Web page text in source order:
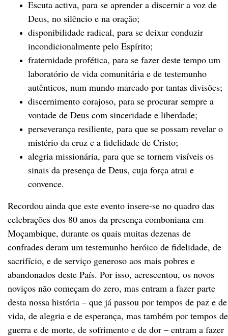
Escuta activa, para se aprender a discernir a voz de
Deus, no silêncio e na oração;
disponibilidade radical, para se deixar conduzir
incondicionalmente pelo Espírito;
fraternidade profética, para se fazer deste tempo um
laboratório de vida comunitária e de testemunho
autênticos, num mundo marcado por tantas divisões;
discernimento corajoso, para se procurar sempre a
vontade de Deus com sinceridade e liberdade;
perseverança resiliente, para que se possam revelar o
mistério da cruz e a fidelidade de Cristo;
alegria missionária, para que se tornem visíveis os
sinais da presença de Deus, cuja força atrai e
convence.
Recordou ainda que este evento insere-se no quadro das
celebrações dos 80 anos da presença comboniana em
Moçambique, durante os quais muitas dezenas de
confrades deram um testemunho heróico de fidelidade, de
sacrifício, e de serviço generoso aos mais pobres e
abandonados deste País. Por isso, acrescentou, os novos
noviços não começam do zero, mas entram a fazer parte
desta nossa história – que já passou por tempos de paz e de
vida, de alegria e de esperança, mas também por tempos de
guerra e de morte, de sofrimento e de dor – entram a fazer